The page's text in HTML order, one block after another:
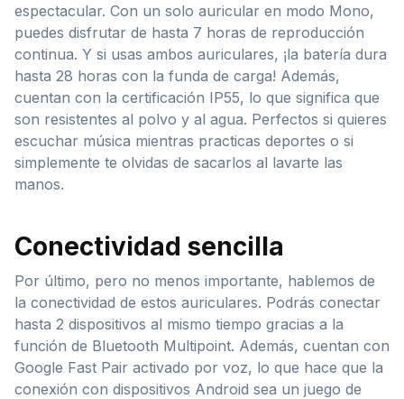
espectacular. Con un solo auricular en modo Mono,
puedes disfrutar de hasta 7 horas de reproducción
continua. Y si usas ambos auriculares, ¡la batería dura
hasta 28 horas con la funda de carga! Además,
cuentan con la certificación IP55, lo que significa que
son resistentes al polvo y al agua. Perfectos si quieres
escuchar música mientras practicas deportes o si
simplemente te olvidas de sacarlos al lavarte las
manos.
Conectividad sencilla
Por último, pero no menos importante, hablemos de
la conectividad de estos auriculares. Podrás conectar
hasta 2 dispositivos al mismo tiempo gracias a la
función de Bluetooth Multipoint. Además, cuentan con
Google Fast Pair activado por voz, lo que hace que la
conexión con dispositivos Android sea un juego de